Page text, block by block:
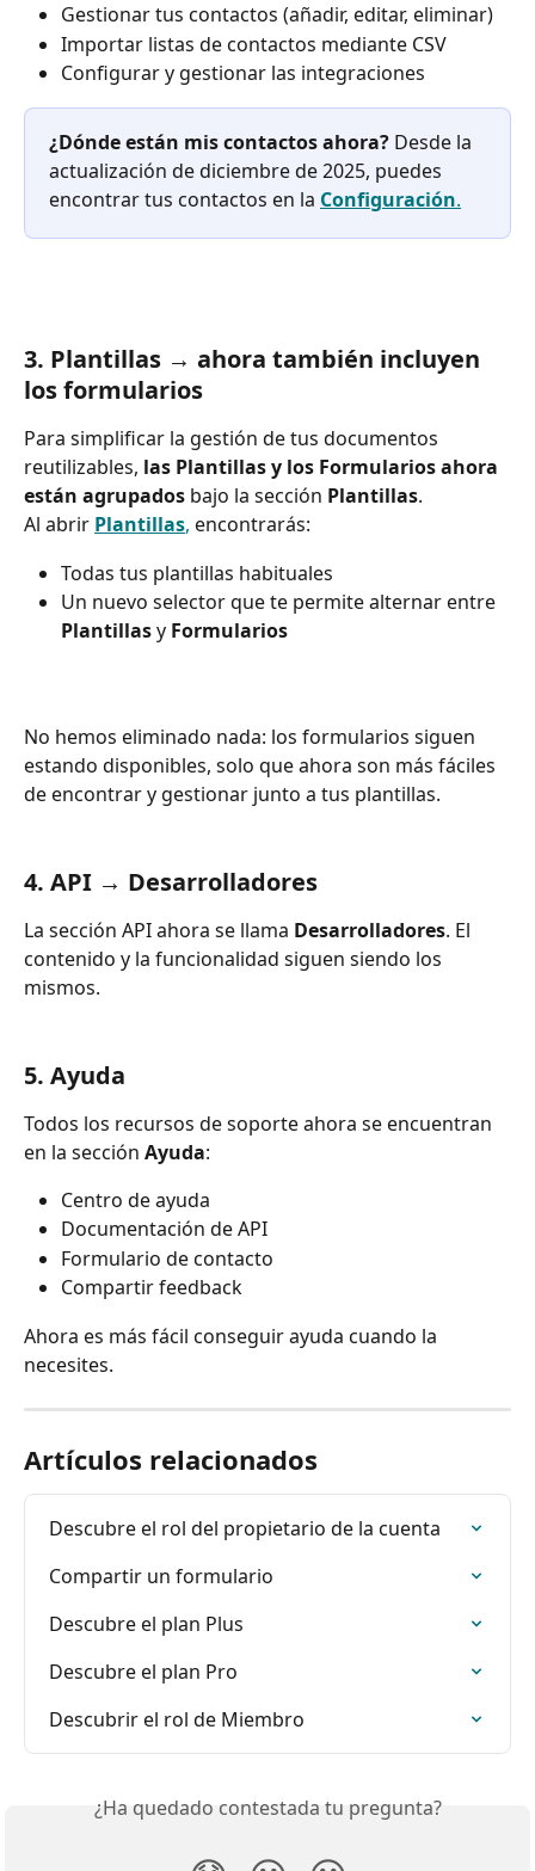
Gestionar tus contactos (añadir, editar, eliminar)
Importar listas de contactos mediante CSV
Configurar y gestionar las integraciones
¿Dónde están mis contactos ahora? Desde la
actualización de diciembre de 2025, puedes
encontrar tus contactos en la Configuración.
3. Plantillas → ahora también incluyen
los formularios
Para simplificar la gestión de tus documentos
reutilizables, las Plantillas y los Formularios ahora
están agrupados bajo la sección Plantillas.
Al abrir Plantillas, encontrarás:
Todas tus plantillas habituales
Un nuevo selector que te permite alternar entre
Plantillas y Formularios
No hemos eliminado nada: los formularios siguen
estando disponibles, solo que ahora son más fáciles
de encontrar y gestionar junto a tus plantillas.
4. API → Desarrolladores
La sección API ahora se llama Desarrolladores. El
contenido y la funcionalidad siguen siendo los
mismos.
5. Ayuda
Todos los recursos de soporte ahora se encuentran
en la sección Ayuda:
Centro de ayuda
Documentación de API
Formulario de contacto
Compartir feedback
Ahora es más fácil conseguir ayuda cuando la
necesites.
Artículos relacionados
Descubre el rol del propietario de la cuenta
Compartir un formulario
Descubre el plan Plus
Descubre el plan Pro
Descubrir el rol de Miembro
¿Ha quedado contestada tu pregunta?